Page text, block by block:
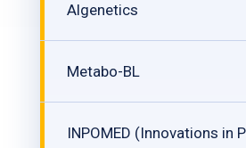
Algenetics
Metabo-BL
INPOMED (Innovations in